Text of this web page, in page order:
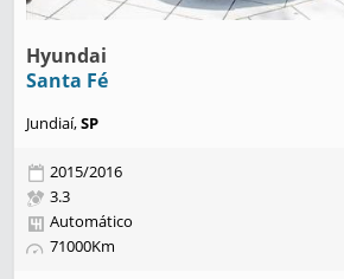
Hyundai
Santa Fé
Jundiaí,SP
2015/2016
3.3
Automático
71000Km